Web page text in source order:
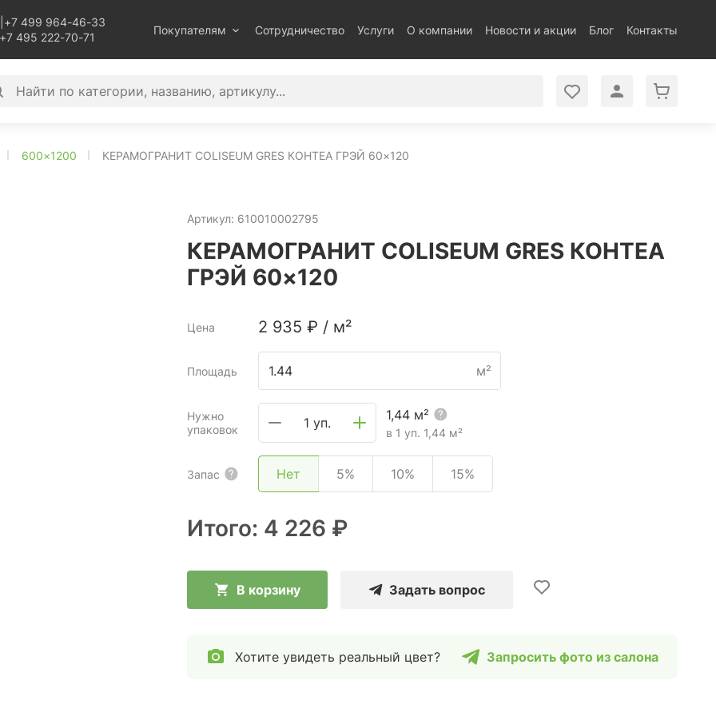
+7 499 964-46-33
+7 495 222-70-71
Покупателям Сотрудничество Услуги О компании Новости и акции Блог Контакты
600×1200 КЕРАМОГРАНИТ COLISEUM GRES КОНТЕА ГРЭЙ 60×120
Артикул: 610010002795
КЕРАМОГРАНИТ COLISEUM GRES КОНТЕА
ГРЭЙ 60×120
Цена 2 935 ₽ / м²
Площадь м²
Нужно
упаковок
1 уп.
1,44 м²
в 1 уп. 1,44 м²
Запас Нет 5% 10% 15%
Итого: 4 226 ₽
В корзину Задать вопрос
Хотите увидеть реальный цвет? Запросить фото из салона